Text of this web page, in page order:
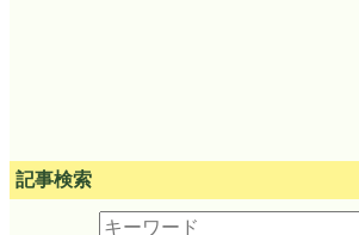
記事検索